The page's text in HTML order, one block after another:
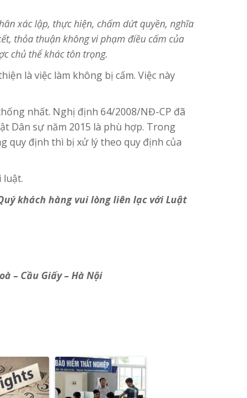
xác lập, thực hiện, chấm dứt quyền, nghĩa
thỏa thuận không vi phạm điều cấm của
chủ thể khác tôn trọng.
là việc làm không bị cấm. Việc này
nhất. Nghị định 64/2008/NĐ-CP đã
Dân sự năm 2015 là phù hợp. Trong
quy định thì bị xử lý theo quy định của
luật.
khách hàng vui lòng liên lạc với Luật
– Cầu Giấy – Hà Nội